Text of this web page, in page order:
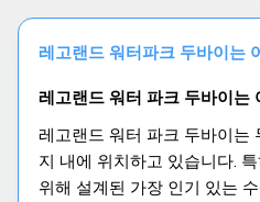
레고랜드 워터파크 두바이는
레고랜드 워터 파크 두바이는
레고랜드 워터 파크 두바이는
지 내에 위치하고 있습니다.
위해 설계된 가장 인기 있는